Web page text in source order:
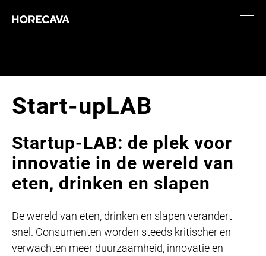
Start-upLAB
Startup-LAB: de plek voor
innovatie in de wereld van
eten, drinken en slapen
De wereld van eten, drinken en slapen verandert
snel. Consumenten worden steeds kritischer en
verwachten meer duurzaamheid, innovatie en